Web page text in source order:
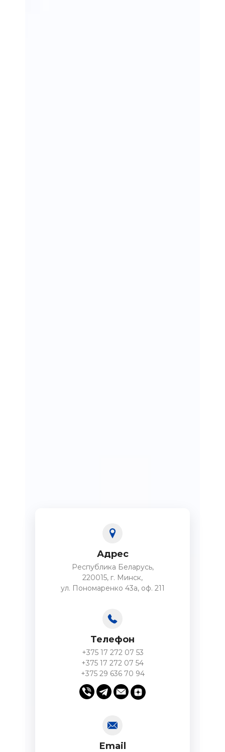
Адрес
Республика Беларусь,
220015, г. Минск,
ул. Пономаренко 43а, оф. 211
Телефон
+375 17 272 07 53
+375 17 272 07 54
+375 29 636 70 94
Email